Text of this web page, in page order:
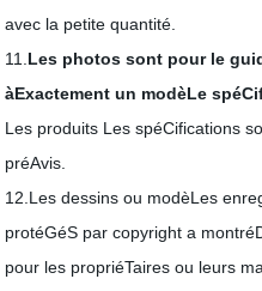
avec la petite quantité.
11. Les photos sont pour le
àExactement un modèLe
Les produits Les spéCifications
préAvis.
12.Les dessins ou modèLes
protéGéS par copyright a
pour les propriéTaires ou leurs